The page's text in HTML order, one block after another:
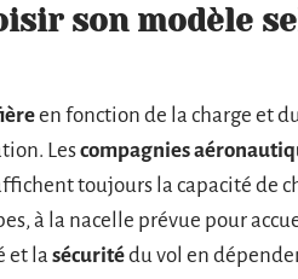
son modèle
en fonction de la charge et
Lescompagnies
toujours la capacité de
à la nacelle prévue pour
et la sécuritédu vol en